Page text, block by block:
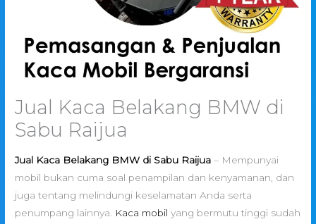
Jual Kaca Belakang BMW di
Sabu Raijua
Jual Kaca Belakang BMW di Sabu Raijua – Mempunyai
mobil bukan cuma soal penampilan dan kenyamanan, dan
juga tentang melindungi keselamatan Anda serta
penumpang lainnya.
Kaca mobil yang bermutu tinggi sudah